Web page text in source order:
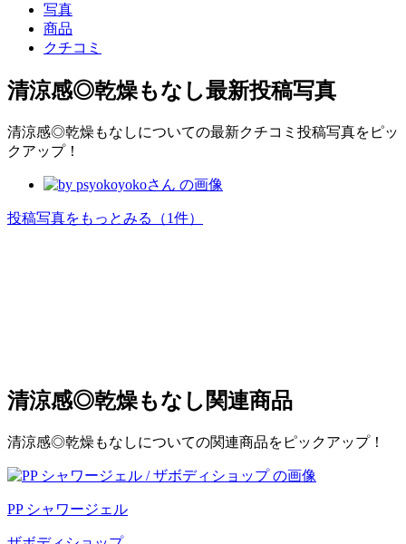
写真
商品
クチコミ
清涼感◎乾燥もなし最新投稿写真
清涼感◎乾燥もなしについての最新クチコミ投稿写真をピッ
クアップ！
投稿写真をもっとみる （1件）
清涼感◎乾燥もなし 関連商品
清涼感◎乾燥もなしについての関連商品をピックアップ！
PP シャワージェル